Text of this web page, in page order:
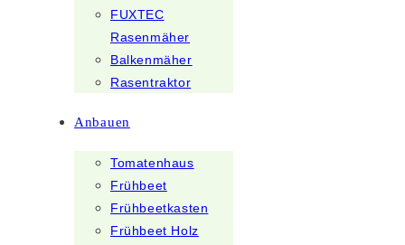
FUXTEC
Rasenmäher
Balkenmäher
Rasentraktor
Anbauen
Tomatenhaus
Frühbeet
Frühbeetkasten
Frühbeet Holz